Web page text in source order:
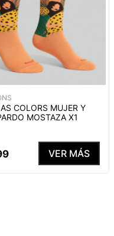
COLORS MUJER Y
MOSTAZA X1
VER MÁS